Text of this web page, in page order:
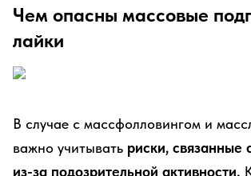
Чем опасны массовые
лайки
В случае с массфолловингом и
важно учитывать риски, связанные
из-за подозрительной активности.